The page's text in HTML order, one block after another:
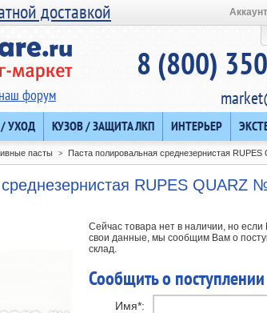
доставкой Аккаунт
наш форум
8 (800)
УХОД КУЗОВ / ЗАЩИТА ЛКП ИНТЕРЬЕР
пасты > Паста полировальная среднезернистая
RUPES QUARZ
Сейчас товара нет в наличии, но
свои данные, мы сообщим Вам о
склад.
Сообщить о поступлении
Имя*: